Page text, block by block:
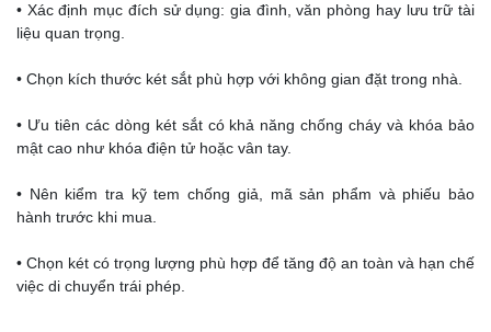
• Xác định mục đích sử dụng: gia đình, văn phòng hay lưu trữ tài
liệu quan trọng.
• Chọn kích thước két sắt phù hợp với không gian đặt trong nhà.
• Ưu tiên các dòng két sắt có khả năng chống cháy và khóa bảo
mật cao như khóa điện tử hoặc vân tay.
• Nên kiểm tra kỹ tem chống giả, mã sản phẩm và phiếu bảo
hành trước khi mua.
• Chọn két có trọng lượng phù hợp để tăng độ an toàn và hạn chế
việc di chuyển trái phép.